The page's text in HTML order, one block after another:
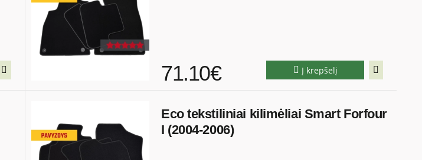
71.10€ Į krepšelį
Eco tekstiliniai kilimėliai Smart Forfour
I (2004-2006)